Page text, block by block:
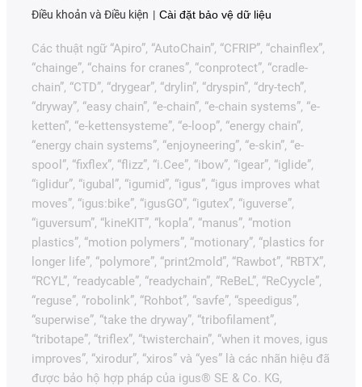
Điều khoản và Điều kiện
Cài đặt bảo vệ dữ liệu
Các thuật ngữ “Apiro”, “AutoChain”, “CFRIP”, “chainflex”,
“chainge”, “chains for cranes”, “conprotect”, “cradle-
chain”, “CTD”, “drygear”, “drylin”, “dryspin”, “dry-tech”,
“dryway”, “easy chain”, “e-chain”, “e-chain systems”, “e-
ketten”, “e-kettensysteme”, “e-loop”, “energy chain”,
“energy chain systems”, “enjoyneering”, “e-skin”, “e-
spool”, “fixflex”, “flizz”, “i.Cee”, “ibow”, “igear”, “iglide”,
“iglidur”, “igubal”, “igumid”, “igus”, “igus improves what
moves”, “igus:bike”, “igusGO”, “igutex”, “iguverse”,
“iguversum”, “kineKIT”, “kopla”, “manus”, “motion
plastics”, “motion polymers”, “motionary”, “plastics for
longer life”, “polymore”, “print2mold”, “Rawbot”, “RBTX”,
“RCYL”, “readycable”, “readychain”, “ReBeL”, “ReCyycle”,
“reguse”, “robolink”, “Rohbot”, “savfe”, “speedigus”,
“superwise”, “take the dryway”, “tribofilament”,
“tribotape”, “triflex”, “twisterchain”, “when it moves, igus
improves”, “xirodur”, “xiros” và “yes” là các nhãn hiệu đã
được bảo hộ hợp pháp của igus® SE & Co. KG,